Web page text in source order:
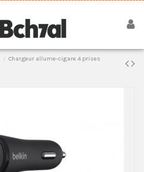
Chargeur allume-cigare 4 prises